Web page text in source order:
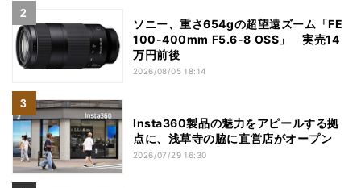
ソニー、重さ654gの超望遠ズーム「FE
100-400mm F5.6-8 OSS」 実売14
万円前後
2026/08/05 18:14
Insta360製品の魅力をアピールする拠
点に、浅草寺の脇に直営店がオープン
2026/07/29 16:30